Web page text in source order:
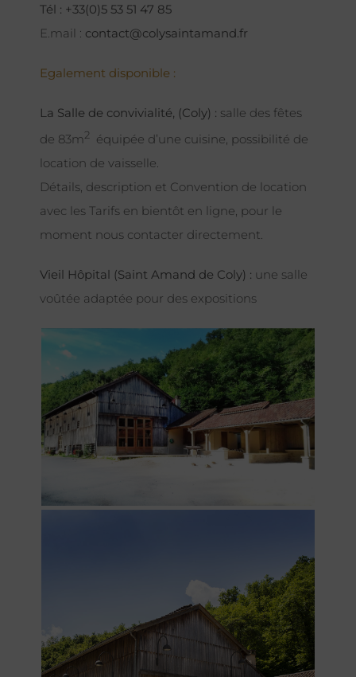
Tél : +33(0)5 53 51 47 85
E.mail : contact@colysaintamand.fr
Egalement disponible :
La Salle de convivialité, (Coly) : salle des fêtes
de 83m2
équipée d’une cuisine, possibilité de
location de vaisselle.
Détails, description et Convention de location
avec les Tarifs en bientôt en ligne, pour le
moment nous contacter directement.
Vieil Hôpital (Saint Amand de Coly) : une salle
voûtée adaptée pour des expositions